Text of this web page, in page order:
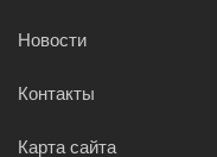
Новости
Контакты
Карта сайта